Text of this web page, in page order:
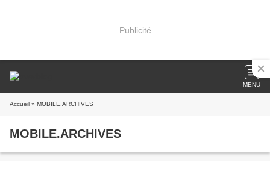
Publicité
MENU
Accueil » MOBILE.ARCHIVES
MOBILE.ARCHIVES